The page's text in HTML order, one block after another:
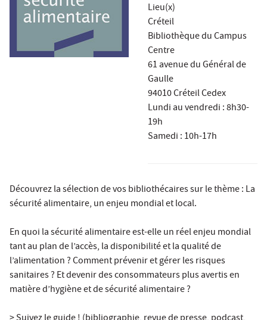
Lieu(x)
Créteil
Bibliothèque du Campus
Centre
61 avenue du Général de
Gaulle
94010 Créteil Cedex
Lundi au vendredi : 8h30-
19h
Samedi : 10h-17h
Découvrez la sélection de vos bibliothécaires sur le thème : La
sécurité alimentaire, un enjeu mondial et local.
En quoi la sécurité alimentaire est-elle un réel enjeu mondial
tant au plan de l’accès, la disponibilité et la qualité de
l’alimentation ? Comment prévenir et gérer les risques
sanitaires ? Et devenir des consommateurs plus avertis en
matière d’hygiène et de sécurité alimentaire ?